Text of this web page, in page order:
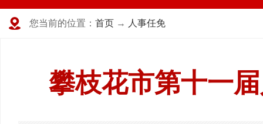
您当前的位置： 首页 → 人事任免
攀枝花市第十一